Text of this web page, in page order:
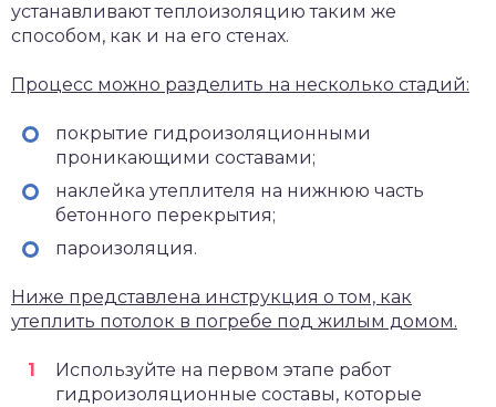
устанавливают теплоизоляцию таким же
способом, как и на его стенах.
Процесс можно разделить на несколько стадий:
покрытие гидроизоляционными
проникающими составами;
наклейка утеплителя на нижнюю часть
бетонного перекрытия;
пароизоляция.
Ниже представлена инструкция о том, как
утеплить потолок в погребе под жилым домом.
Используйте на первом этапе работ
гидроизоляционные составы, которые